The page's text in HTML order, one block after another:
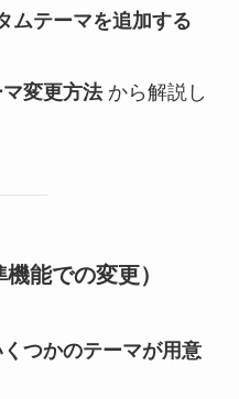
ムテーマを追加する
変更方法から解説し
能での変更）
つかのテーマが用意